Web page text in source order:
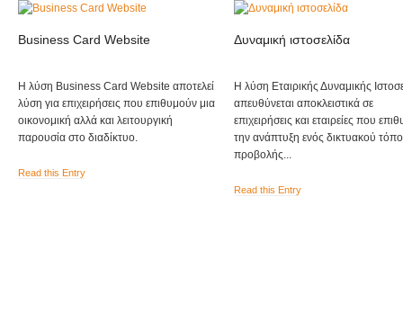
Business Card Website
Η λύση Business Card Website αποτελεί
λύση για επιχειρήσεις που επιθυμούν μια
οικονομική αλλά και λειτουργική
παρουσία στο διαδίκτυο.
Read this Entry
Δυναμική ιστοσελίδα
Η λύση Εταιρικής Δυναμικής
απευθύνεται αποκλειστικά σε
επιχειρήσεις και εταιρείες που
την ανάπτυξη ενός δικτυακού
προβολής...
Read this Entry